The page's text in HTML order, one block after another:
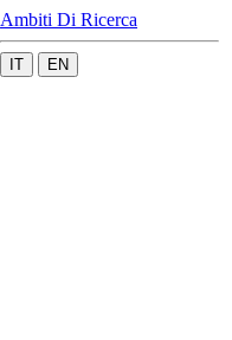
Ambiti Di Ricerca
IT EN